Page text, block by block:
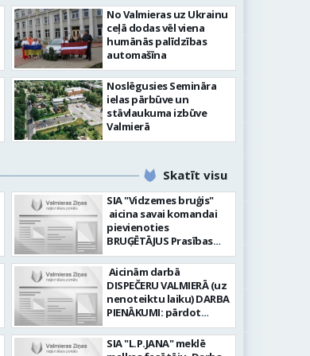
slimnīcā
No Valmieras uz Ukrainu
ceļā dodas vēl viena
humānās palīdzības
automašīna
Noslēgusies Semināra
ielas pārbūve un
stāvlaukuma izbūve
Valmierā
Skatīt visu
SIA "Vidzemes bruģis"
aicina savai komandai
pievienoties
BRUĢĒTĀJUS Prasības
pretendentiem: Vēlme
strādāt - augsta
atbildības sajūta pret
darbu, precizitāte;
Pieredze bruģēšanā vai
ceļu būvniecībā. Darba
pienākumi: Bruģakmens
ieklāšana; Ceļu, ielas
Aicinām darbā
DISPEČERU VALMIERĀ (uz
nenoteiktu laiku) DARBA
PIENĀKUMI: pārdot
braukšanas
dokumentus organizēt
un koordinēt autobusu
SIA "L.P.JANA" meklē